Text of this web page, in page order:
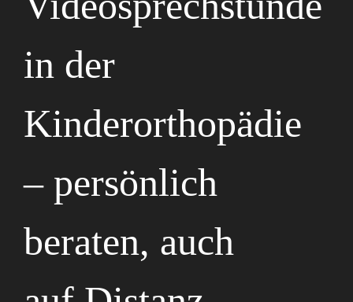
in der
Kinderorthopädie
– persönlich
beraten, auch